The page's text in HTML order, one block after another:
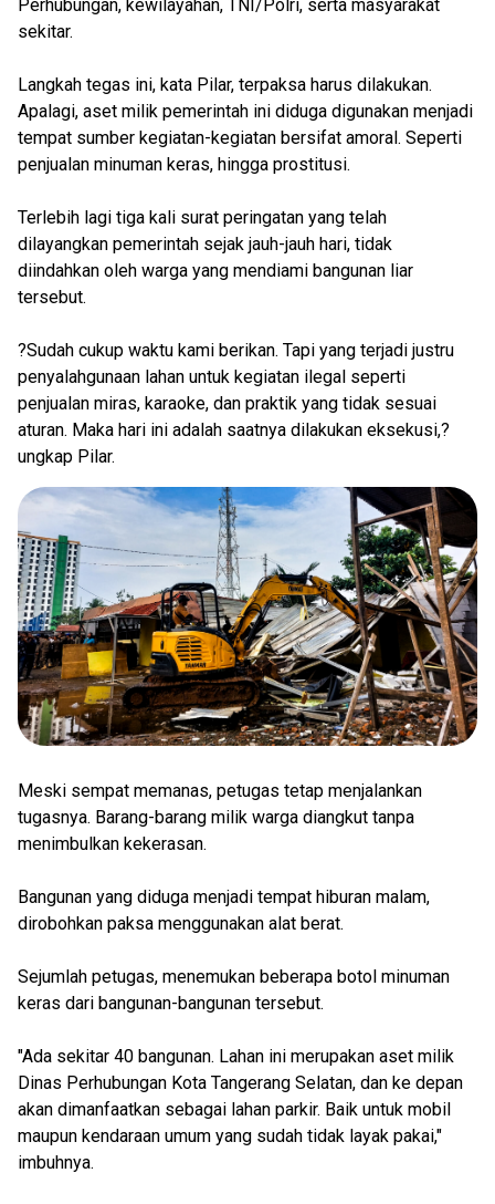
Perhubungan, kewilayahan, TNI/Polri, serta masyarakat
sekitar.
Langkah tegas ini, kata Pilar, terpaksa harus dilakukan.
Apalagi, aset milik pemerintah ini diduga digunakan menjadi
tempat sumber kegiatan-kegiatan bersifat amoral. Seperti
penjualan minuman keras, hingga prostitusi.
Terlebih lagi tiga kali surat peringatan yang telah
dilayangkan pemerintah sejak jauh-jauh hari, tidak
diindahkan oleh warga yang mendiami bangunan liar
tersebut.
?Sudah cukup waktu kami berikan. Tapi yang terjadi justru
penyalahgunaan lahan untuk kegiatan ilegal seperti
penjualan miras, karaoke, dan praktik yang tidak sesuai
aturan. Maka hari ini adalah saatnya dilakukan eksekusi,?
ungkap Pilar.
Meski sempat memanas, petugas tetap menjalankan
tugasnya. Barang-barang milik warga diangkut tanpa
menimbulkan kekerasan.
Bangunan yang diduga menjadi tempat hiburan malam,
dirobohkan paksa menggunakan alat berat.
Sejumlah petugas, menemukan beberapa botol minuman
keras dari bangunan-bangunan tersebut.
"Ada sekitar 40 bangunan. Lahan ini merupakan aset milik
Dinas Perhubungan Kota Tangerang Selatan, dan ke depan
akan dimanfaatkan sebagai lahan parkir. Baik untuk mobil
maupun kendaraan umum yang sudah tidak layak pakai,"
imbuhnya.